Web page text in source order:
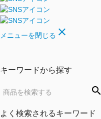
メニューを閉じる close
キーワードから探す
search
よく検索されるキーワード